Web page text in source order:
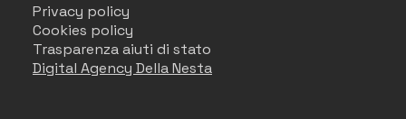
Privacy policy
Cookies policy
Trasparenza aiuti di stato
Digital Agency Della Nesta